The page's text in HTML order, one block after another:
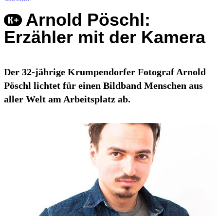
Arnold Pöschl:
Erzähler mit der Kamera
Der 32-jährige Krumpendorfer Fotograf Arnold
Pöschl lichtet für einen Bildband Menschen aus
aller Welt am Arbeitsplatz ab.